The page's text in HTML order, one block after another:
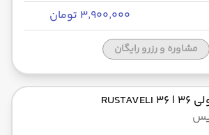
۳٬۹۰۰٬۰۰۰ تومان
مشاوره و رزرو رایگان
36
| RUSTAVELI 36